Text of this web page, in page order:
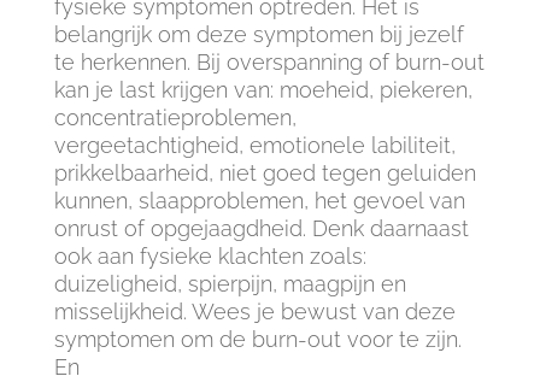
fysieke symptomen optreden. Het is
belangrijk om deze symptomen bij jezelf
te herkennen. Bij overspanning of burn-out
kan je last krijgen van: moeheid, piekeren,
concentratieproblemen,
vergeetachtigheid, emotionele labiliteit,
prikkelbaarheid, niet goed tegen geluiden
kunnen, slaapproblemen, het gevoel van
onrust of opgejaagdheid. Denk daarnaast
ook aan fysieke klachten zoals:
duizeligheid, spierpijn, maagpijn en
misselijkheid. Wees je bewust van deze
symptomen om de burn-out voor te zijn.
En